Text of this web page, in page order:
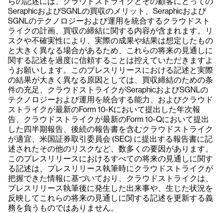
SeraphicおよびSGNLの買収のメリット、Seraphicおよび
SGNLのテクノロジーおよび運用を統合するクラウドスト
ライクの計画、買収の締結に関する内容が含まれます。リ
スクや不確実性により、実際の成果や結果は想定したもの
と大きく異なる場合があるため、これらの将来の見通しに
関する記述を過度に信頼することは控えていただきますよ
うお願いします。このプレスリリースにおける記述と実際
の結果が大きく異なる原因としては、買収締結のための条
件の充足、クラウドストライクがSeraphicおよびSGNLの
テクノロジーおよび運用を統合する能力、およびクラウド
ストライクが最新のForm 10-Kにおいて提出した年次報
告、クラウドストライクが最新のForm 10-Qにおいて提出
した四半期報告、後続の報告書を含むクラウドストライク
が適宜、米国証券取引委員会 (SEC) に提出する報告書に記
述されたその他のリスクなど、数多くの要因があります。
このプレスリリースにおけるすべての将来の見通しに関す
る記述は、プレスリリース執筆時にクラウドストライクが
把握できた情報に基づいており、クラウドストライクは、
プレスリリース執筆後に発生した出来事や、生じた状況を
反映してこれらの将来の見通しに関する記述を更新する義
務を負うものではありません。